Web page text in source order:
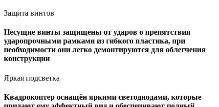
Защита винтов
Несущие винты защищены от ударов о препятствия
ударопрочными рамками из гибкого пластика, при
необходимости они легко демонтируются для облегчения
конструкции
Яркая подсветка
Квадрокоптер оснащён яркими светодиодами, которые